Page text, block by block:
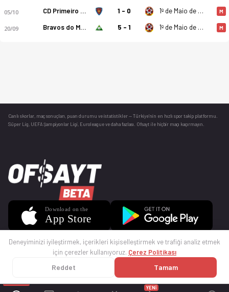
YENİ
05/10 CD Primeiro de Agosto 1 - 0 1º de Maio de Benguela M
20/09 Bravos do Maquis 5 - 1 1º de Maio de Benguela M
Canlı skorlar , maç sonuçları, puan durumu ve istatistikler — Türkiye’nin en hızlı spor takip platformu.
Süper Lig, UEFA Şampiyonlar Ligi, Euroleague ve daha fazlası. Ofsayt ile hiçbir maçı kaçırmayın.
© 2025 Ofsayt
Deneyiminizi iyileştirmek, içerikleri kişiselleştirmek ve trafiği analiz etmek
için çerezler kullanıyoruz. Çerez Politikası
Reddet Tamam